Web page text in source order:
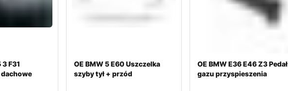
3 F31
OE BMW 5 E60 Uszczelka
szyby tył + przód
OE BMW E36 E46 Z3 Pedał
gazu przyspieszenia